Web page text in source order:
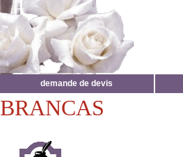
demande de devis
BRANCAS